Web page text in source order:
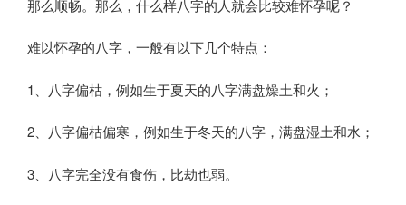
那么顺畅。那么，什么样八字的人就会比较难怀孕呢？
难以怀孕的八字，一般有以下几个特点：
1、八字偏枯，例如生于夏天的八字满盘燥土和火；
2、八字偏枯偏寒，例如生于冬天的八字，满盘湿土和水；
3、八字完全没有食伤，比劫也弱。